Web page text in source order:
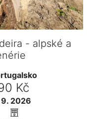
- alpské a
Kč
2026